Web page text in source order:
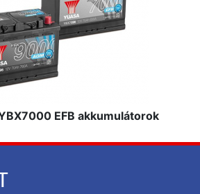
EFB akkumulátorok